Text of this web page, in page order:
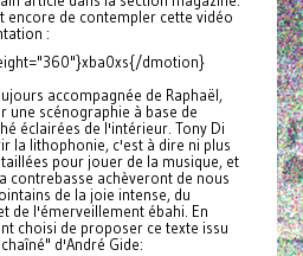
encore de contempler cette vidéo
:
dmotion}
accompagnée de Raphaël,
une scénographie à base de
éclairées de l'intérieur. Tony Di
la lithophonie, c'est à dire ni plus
pour jouer de la musique, et
contrebasse achèveront de nous
de la joie intense, du
de l'émerveillement ébahi. En
choisi de proposer ce texte issu
d'André Gide: